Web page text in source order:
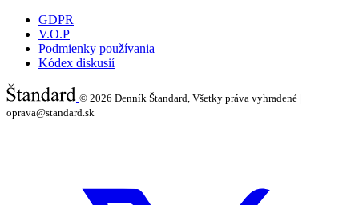
GDPR
V.O.P
Podmienky používania
Kódex diskusií
© 2026 Denník Štandard, Všetky práva vyhradené |
oprava@standard.sk